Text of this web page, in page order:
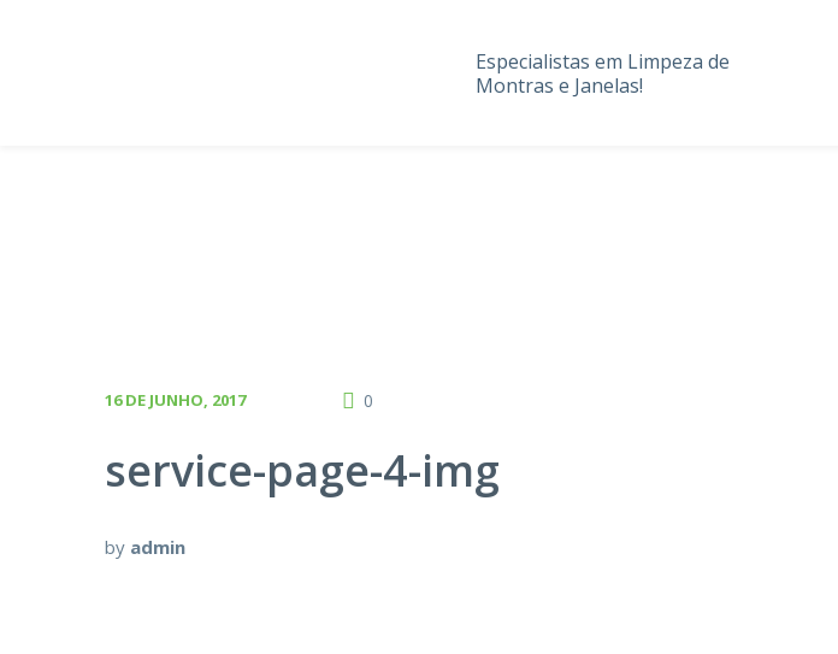
Especialistas em Limpeza de
Montras e Janelas!
16 DE JUNHO, 2017 0
service-page-4-img
by admin